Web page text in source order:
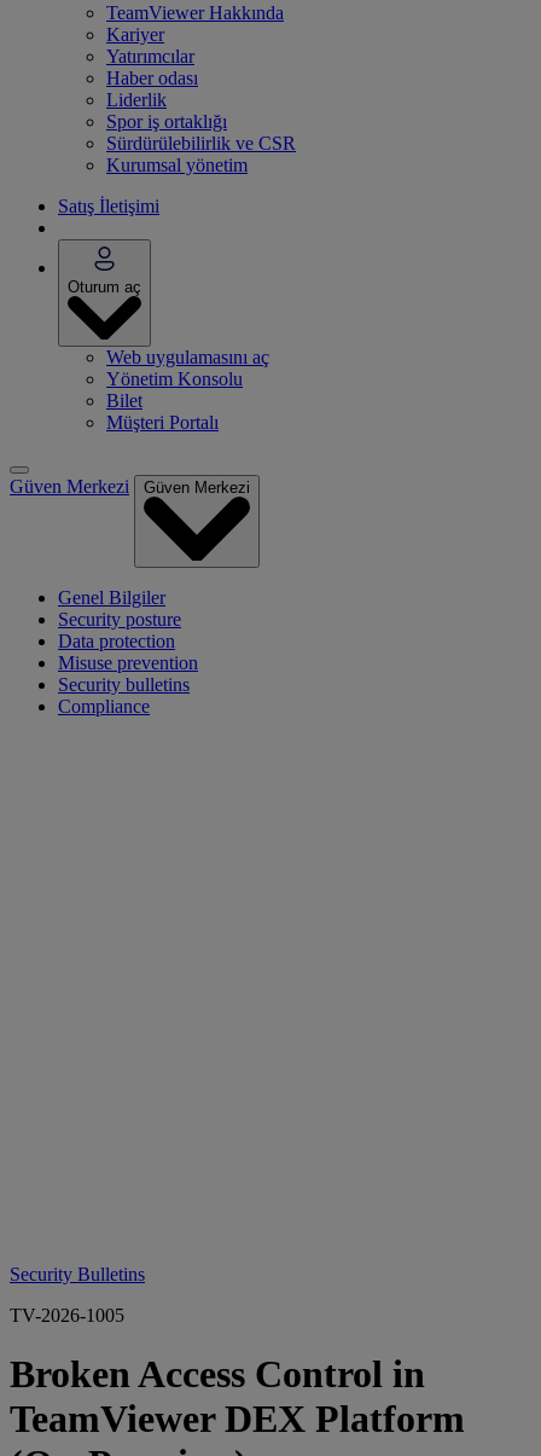
TeamViewer Hakkında
Kariyer
Yatırımcılar
Haber odası
Liderlik
Spor iş ortaklığı
Sürdürülebilirlik ve CSR
Kurumsal yönetim
Satış İletişimi
Oturum aç
Web uygulamasını aç
Yönetim Konsolu
Bilet
Müşteri Portalı
Güven Merkezi Güven Merkezi
Genel Bilgiler
Security posture
Data protection
Misuse prevention
Security bulletins
Compliance
Security Bulletins
TV-2026-1005
Broken Access Control in
TeamViewer DEX Platform